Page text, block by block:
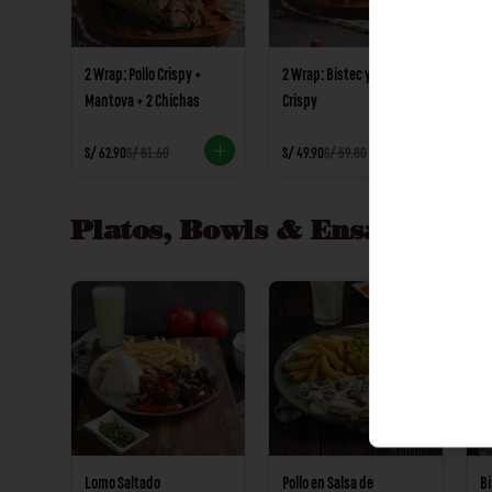
2 Wrap: Pollo Crispy +
Mantova + 2 Chichas
S/ 62.90S/ 81.60
2 Wrap: Bistec y Pollo
Crispy
S/ 49.90S/ 59.80
Platos, Bowls & Ensaladas
Lomo Saltado
Pollo en Salsa de